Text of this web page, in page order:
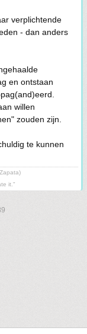
verplichtende
- dan anders
en ontstaan
willen
zouden zijn.
te kunnen
it."